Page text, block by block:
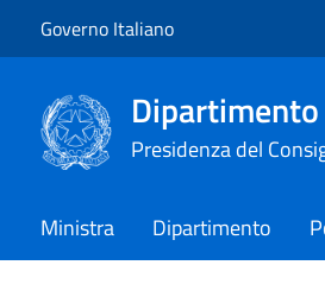
Governo Italiano
Presidenza del
Ministra Dipartimento